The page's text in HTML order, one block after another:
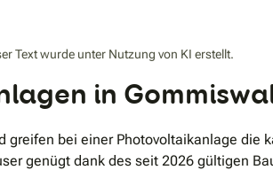
Text wurde unter Nutzung von KI erstellt.
in
greifen bei einer Photovoltaikanlage die
genügt dank des seit 2026 gültigen